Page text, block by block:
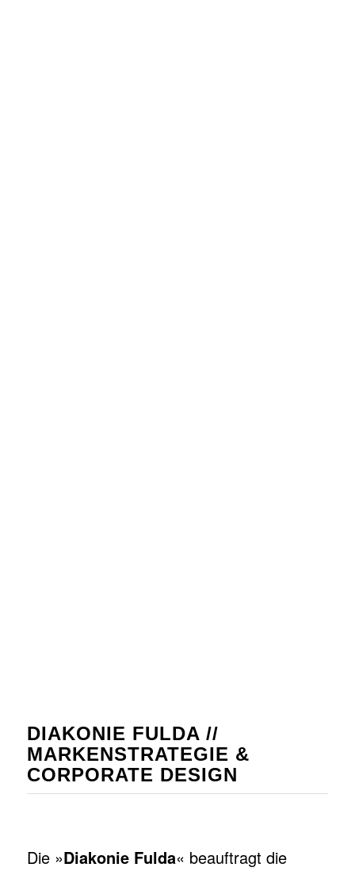
DIAKONIE FULDA //
MARKENSTRATEGIE &
CORPORATE DESIGN
Die »Diakonie Fulda« beauftragt die